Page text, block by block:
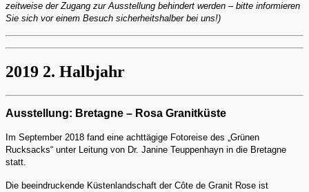
zeitweise der Zugang zur Ausstellung behindert werden – bitte informieren
Sie sich vor einem Besuch sicherheitshalber bei uns!)
2019 2. Halbjahr
Ausstellung: Bretagne – Rosa Granitküste
Im September 2018 fand eine achttägige Fotoreise des „Grünen
Rucksacks“ unter Leitung von Dr. Janine Teuppenhayn in die Bretagne
statt.
Die beeindruckende Küstenlandschaft der Côte de Granit Rose ist